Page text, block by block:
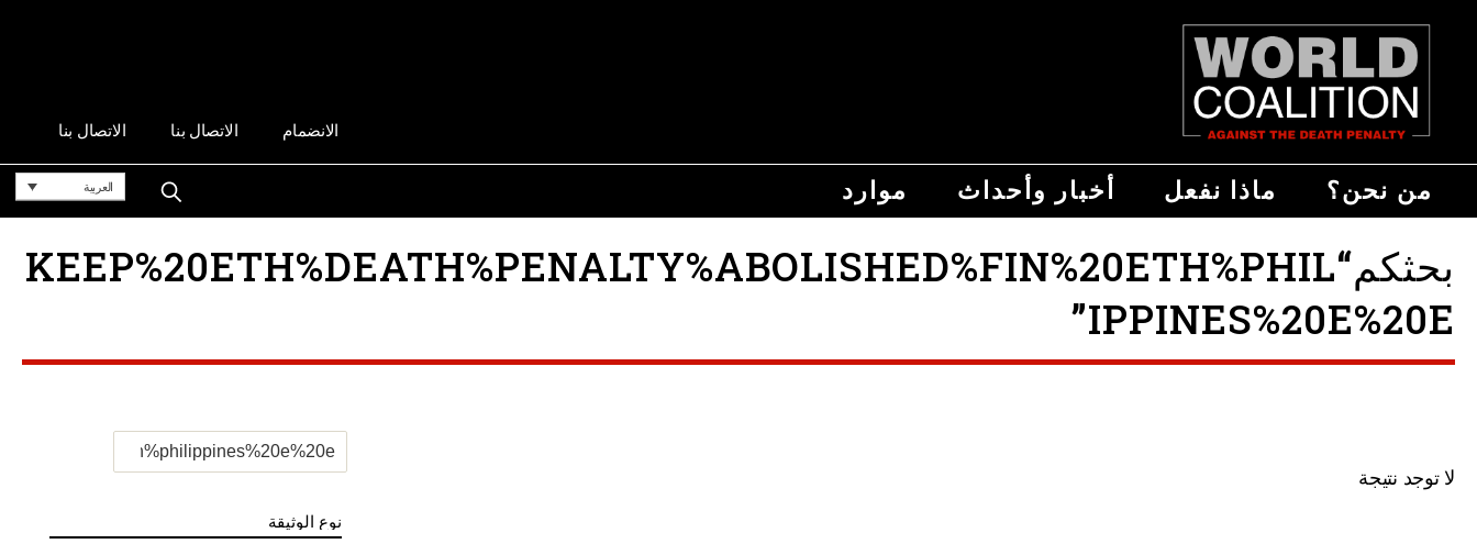
الانضمام الاتصال بنا الاتصال بنا
من نحن؟ ماذا نفعل أخبار وأحداث موارد العربية
بحثكم“KEEP%20ETH%DEATH%PENALTY%ABOLISHED%FIN%20ETH%PHIL
IPPINES%20E%20E”
لا توجد نتيجة